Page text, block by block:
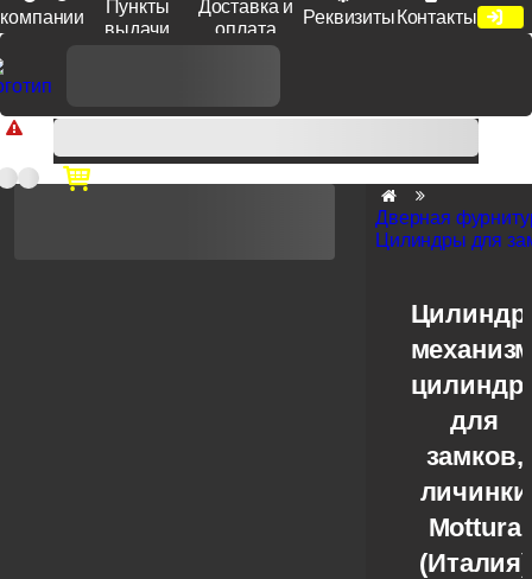
компании
Пункты
выдачи
Доставка и
оплата
Реквизиты Контакты
Доп. скидка от цен на сайте 7% при заказе от 50 тыс. руб
продукции Venezia, Fratelli, Tupai, Extreza, Melodia, Forme при
оплате по счету.
Дверная
Цилиндры для
для
замков,
личинки
Mottura
(Италия)